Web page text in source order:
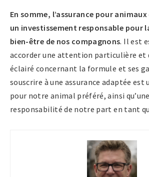
En somme, l’assurance pour
un investissement responsable pour
bien-être de nos compagnons. Il est
accorder une attention particulière et
éclairé concernant la formule et ses
souscrire à une assurance adaptée est
pour notre animal préféré, ainsi
responsabilité de notre part en tant